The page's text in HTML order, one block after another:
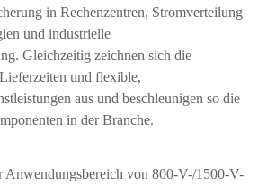
in Rechenzentren, Stromverteilung
und industrielle
Gleichzeitig zeichnen sich die
und flexible,
aus und beschleunigen so die
in der Branche.
von 800-V-/1500-V-